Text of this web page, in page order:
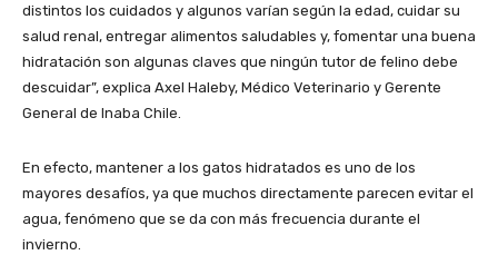
distintos los cuidados y algunos varían según la edad, cuidar su
salud renal, entregar alimentos saludables y, fomentar una buena
hidratación son algunas claves que ningún tutor de felino debe
descuidar”, explica Axel Haleby, Médico Veterinario y Gerente
General de Inaba Chile.
En efecto, mantener a los gatos hidratados es uno de los
mayores desafíos, ya que muchos directamente parecen evitar el
agua, fenómeno que se da con más frecuencia durante el
invierno.